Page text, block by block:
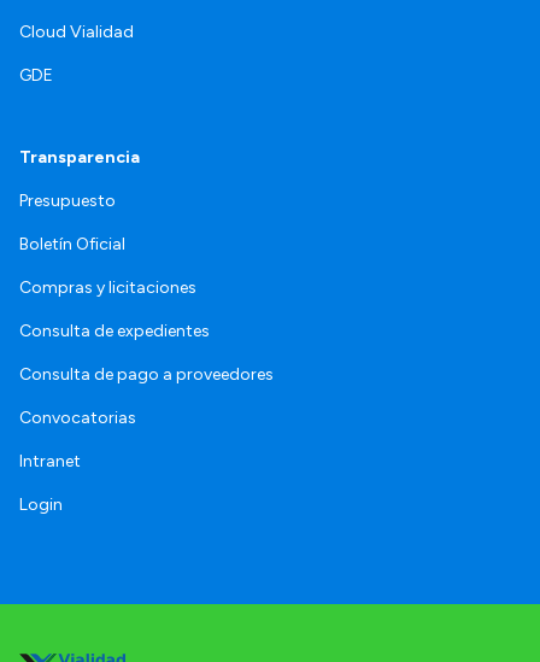
Cloud Vialidad
GDE
Transparencia
Presupuesto
Boletín Oficial
Compras y licitaciones
Consulta de expedientes
Consulta de pago a proveedores
Convocatorias
Intranet
Login